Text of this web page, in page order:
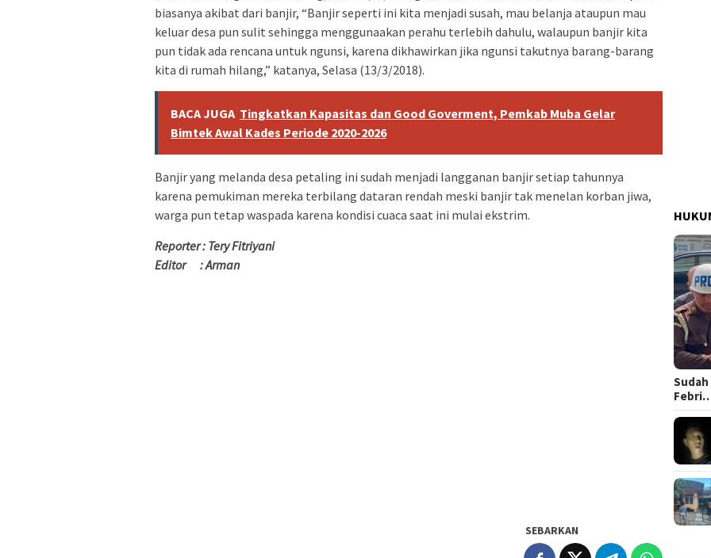
biasanya akibat dari banjir, “Banjir seperti ini kita menjadi susah, mau belanja ataupun mau
keluar desa pun sulit sehingga menggunaakan perahu terlebih dahulu, walaupun banjir kita
pun tidak ada rencana untuk ngunsi, karena dikhawirkan jika ngunsi takutnya barang-barang
kita di rumah hilang,” katanya, Selasa (13/3/2018).
BACA JUGA Tingkatkan Kapasitas dan Good Goverment, Pemkab Muba Gelar
Bimtek Awal Kades Periode 2020-2026
Banjir yang melanda desa petaling ini sudah menjadi langganan banjir setiap tahunnya
karena pemukiman mereka terbilang dataran rendah meski banjir tak menelan korban jiwa,
warga pun tetap waspada karena kondisi cuaca saat ini mulai ekstrim.
Reporter : Tery Fitriyani
Editor : Arman
SEBARKAN
Sudah